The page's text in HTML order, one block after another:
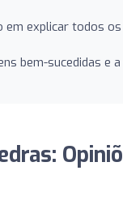
em explicar todos
bem-sucedidas e